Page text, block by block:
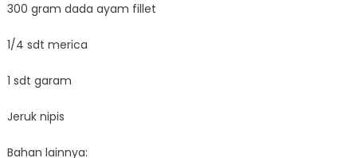
300 gram dada ayam fillet
1/4 sdt merica
1 sdt garam
Jeruk nipis
Bahan lainnya: